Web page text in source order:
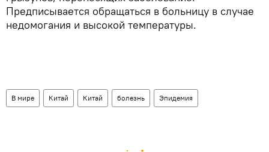
Предписывается обращаться в больницу в случае
недомогания и высокой температуры.
В мире Китай Китай болезнь Эпидемия